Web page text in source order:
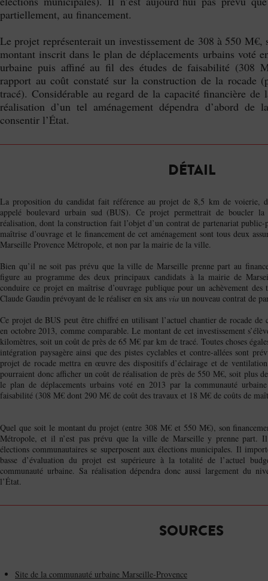
partiellement, au financement.
Le projet représenterait un investissement de 308 à 550 M€,
montant inscrit dans le plan de déplacements urbains voté
urbaine puis affiné au fil des études de faisabilité (308
rapport au coût constaté sur la construction de la rocade
tracé). Considérable au regard de la capacité financière de
réalisation d’un tel aménagement dépendra d’abord de
consentir l’État.
DÉTAIL
La proposition du candidat fait référence au projet de 8,5 km de voierie,
appelé boulevard urbain sud (BUS). Ce projet permettrait de boucler la
réalisation, dont la construction fait l’objet d’un contrat de partenariat
maîtrise d’ouvrage et le financement de cet aménagement sont tous deux
Marseille Provence Métropole, et non par la mairie de la ville.
Bien qu’il ne soit pas prévu que la ville de Marseille prenne part au
figure au programme des deux principaux candidats à la mairie de
conduire ce projet en maîtrise d’ouvrage publique pour un achèvement
Claude Gaudin prévoyant de le réaliser en six ans via un nouveau contrat de
Ce projet de BUS peut être chiffré en utilisant l’actuel chantier de rocade de
en octobre 2013, comme comparable. Le montant de cet investissement
kilomètres, soit un coût de près de 65 M€ par km de tracé. Toutes choses
intégration paysagère ainsi que des pistes cyclables et contre-allées sont
projet de rocade mettra en œuvre des dispositifs d’éclairage et de
pourraient donc afficher un coût de réalisation de près de 550 M€, soit plus
le plan de déplacements urbains voté en 2013 par la communauté
faisabilité (308 M€ dont 290 M€ de coût des travaux et 18 M€ de coûts de
Quel que soit le montant du projet (entre 308 M€ et 550 M€), son
Métropole, et il n’est pas prévu que la ville de Marseille y prenne part.
élections communautaires se superposent aux élections municipales. Il
basse d’évaluation du projet est supérieure à la totalité de l’actuel
communauté urbaine. Sa réalisation dépendra donc aussi largement du
l’État.
SOURCES
Site de la communauté urbaine Marseille-Provence